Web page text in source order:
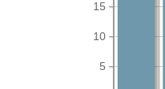
5
10
15